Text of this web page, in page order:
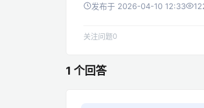
发布于 2026-04-10 12:33
关注问题0
1 个回答